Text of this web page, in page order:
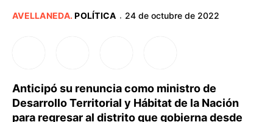
AVELLANEDA.POLÍTICA · 24 de octubre de 2022
Anticipó su renuncia como ministro de
Desarrollo Territorial y Hábitat de la Nación
para regresar al distrito que gobierna desde